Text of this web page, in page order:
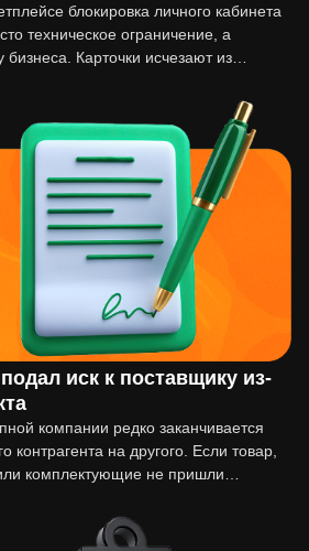
блокировка личного кабинета
техническое ограничение, а
бизнеса. Карточки исчезают из
работать,…
иск к поставщику из-
компании редко заканчивается
контрагента на другого. Если товар,
комплектующие не пришли